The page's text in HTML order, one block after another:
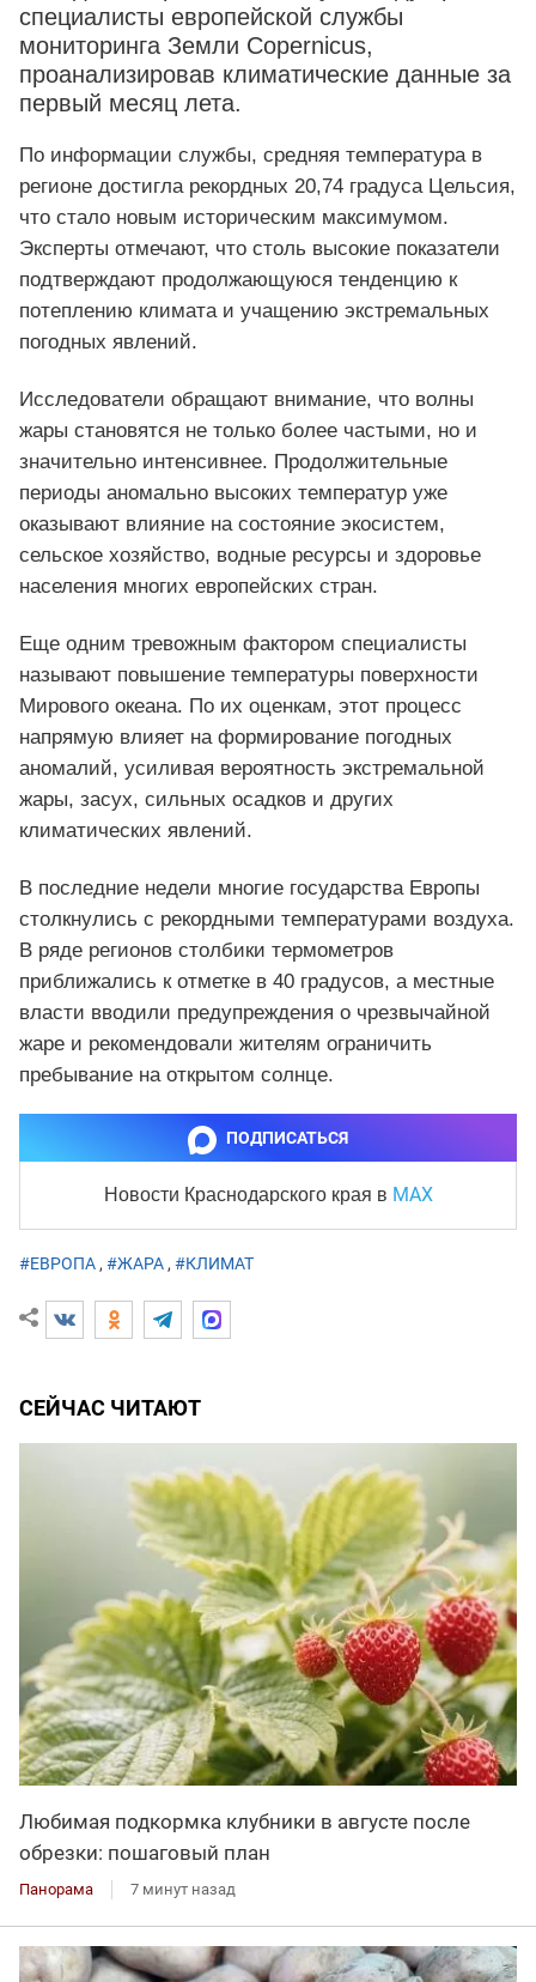
специалисты европейской службы
мониторинга Земли Copernicus,
проанализировав климатические данные за
первый месяц лета.
По информации службы, средняя температура в
регионе достигла рекордных 20,74 градуса Цельсия,
что стало новым историческим максимумом.
Эксперты отмечают, что столь высокие показатели
подтверждают продолжающуюся тенденцию к
потеплению климата и учащению экстремальных
погодных явлений.
Исследователи обращают внимание, что волны
жары становятся не только более частыми, но и
значительно интенсивнее. Продолжительные
периоды аномально высоких температур уже
оказывают влияние на состояние экосистем,
сельское хозяйство, водные ресурсы и здоровье
населения многих европейских стран.
Еще одним тревожным фактором специалисты
называют повышение температуры поверхности
Мирового океана. По их оценкам, этот процесс
напрямую влияет на формирование погодных
аномалий, усиливая вероятность экстремальной
жары, засух, сильных осадков и других
климатических явлений.
В последние недели многие государства Европы
столкнулись с рекордными температурами воздуха.
В ряде регионов столбики термометров
приближались к отметке в 40 градусов, а местные
власти вводили предупреждения о чрезвычайной
жаре и рекомендовали жителям ограничить
пребывание на открытом солнце.
ПОДПИСАТЬСЯ
Новости Краснодарского края в MAX
#ЕВРОПА, #ЖАРА, #КЛИМАТ
СЕЙЧАС ЧИТАЮТ
Любимая подкормка клубники в августе после
обрезки: пошаговый план
Панорама 7 минут назад